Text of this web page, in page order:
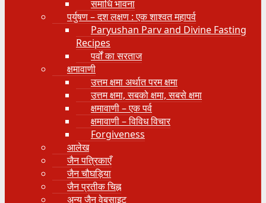
समाधि भावना
पर्युषण – दश लक्षण : एक शाश्वत महापर्व
Paryushan Parv and Divine Fasting
Recipes
पर्वों का सरताज
क्षमावाणी
उत्तम क्षमा अर्थात परम क्षमा
उत्तम क्षमा, सबको क्षमा, सबसे क्षमा
क्षमावाणी – एक पर्व
क्षमावाणी – विविध विचार
Forgiveness
आलेख
जैन पत्रिकाएँ
जैन चौघड़िया
जैन प्रतीक चिह्न
अन्य जैन वेबसाइट